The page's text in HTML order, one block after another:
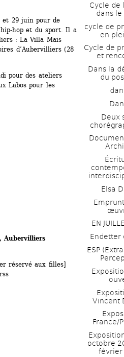
et 29 juin pour de
hop et du sport. Il a
: La Villa Mais
d’Aubervilliers (28
pour des ateliers
Labos pour les
Aubervilliers
réservé aux filles]
Cycle de
dans le
cycle de
en
Cycle de
et
Dans la
du
Deux
Elsa
EN
Endetter
ESP
Vincent
France/
octobre
février